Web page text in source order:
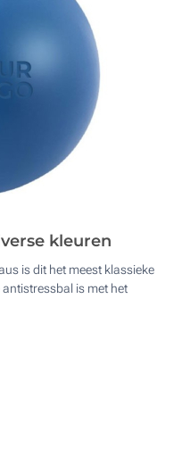
kleuren
is dit het meest klassieke
is met het